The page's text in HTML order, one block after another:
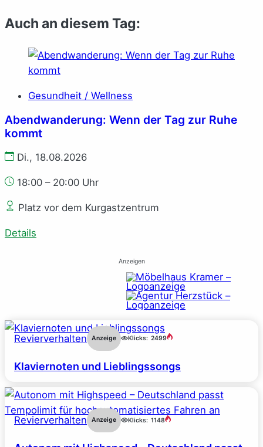
Auch an diesem Tag:
Gesundheit / Wellness
Abendwanderung: Wenn der Tag zur Ruhe
kommt
Di., 18.08.2026
18:00 – 20:00 Uhr
Platz vor dem Kurgastzentrum
Details
Anzeigen
Revierverhalten Anzeige Klicks: 2499
Klaviernoten und Lieblingssongs
Revierverhalten Anzeige Klicks: 1148